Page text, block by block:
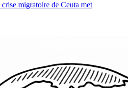
migratoire de Ceuta met